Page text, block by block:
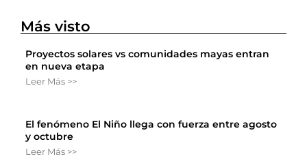
Más visto
Proyectos solares vs comunidades mayas entran
en nueva etapa
Leer Más >>
El fenómeno El Niño llega con fuerza entre agosto
y octubre
Leer Más >>